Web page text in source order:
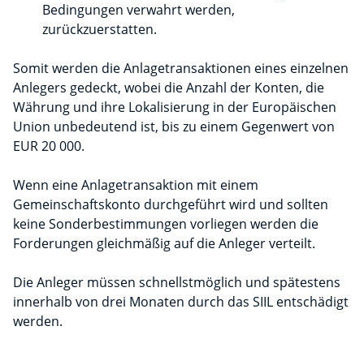
Bedingungen verwahrt werden,
zurückzuerstatten.
Somit werden die Anlagetransaktionen eines einzelnen
Anlegers gedeckt, wobei die Anzahl der Konten, die
Währung und ihre Lokalisierung in der Europäischen
Union unbedeutend ist, bis zu einem Gegenwert von
EUR 20 000.
Wenn eine Anlagetransaktion mit einem
Gemeinschaftskonto durchgeführt wird und sollten
keine Sonderbestimmungen vorliegen werden die
Forderungen gleichmäßig auf die Anleger verteilt.
Die Anleger müssen schnellstmöglich und spätestens
innerhalb von drei Monaten durch das SIIL entschädigt
werden.